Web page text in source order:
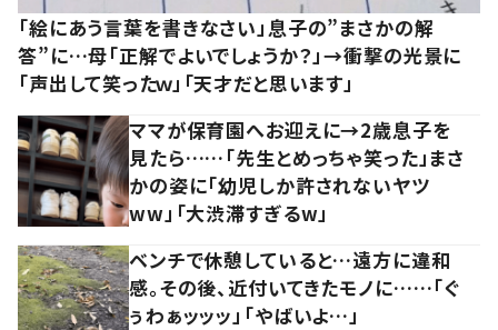
「絵にあう言葉を書きなさい」息子の”まさかの解
答”に…母「正解でよいでしょうか？」→衝撃の光景に
「声出して笑ったｗ」「天才だと思います」
ママが保育園へお迎えに→2歳息子を
見たら……「先生とめっちゃ笑った」まさ
かの姿に「幼児しか許されないヤツ
ww」「大渋滞すぎるw」
ベンチで休憩していると…遠方に違和
感。その後、近付いてきたモノに……「ぐ
ぅわぁッッッ」「やばいよ…」